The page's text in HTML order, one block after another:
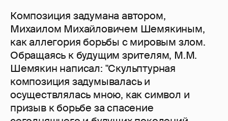
Композиция задумана автором,
Михаилом Михайловичем Шемякиным,
как аллегория борьбы с мировым злом.
Обращаясь к будущим зрителям, М.М.
Шемякин написал: "Скульптурная
композиция задумывалась и
осуществлялась мною, как символ и
призыв к борьбе за спасение